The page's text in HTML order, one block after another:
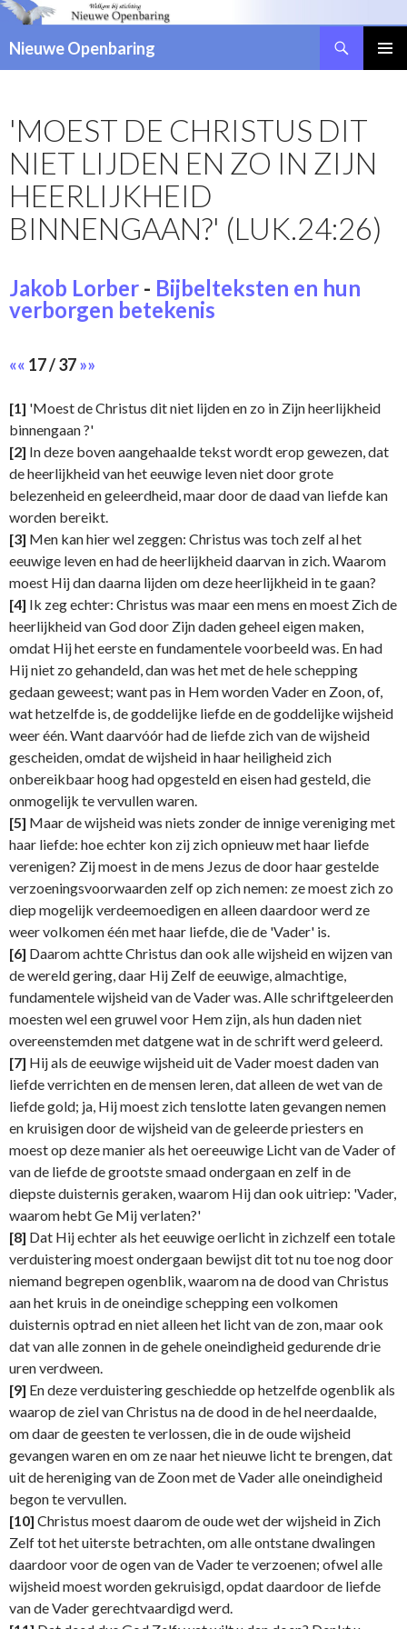
Nieuwe Openbaring
SPRINGEN
'MOEST DE CHRISTUS DIT
NIET LIJDEN EN ZO IN ZIJN
HEERLIJKHEID
BINNENGAAN?' (LUK.24:26)
Jakob Lorber - Bijbelteksten en hun
verborgen betekenis
«« 17 / 37»»
[1] 'Moest de Christus dit niet lijden en zo in Zijn heerlijkheid
binnengaan ?'
[2] In deze boven aangehaalde tekst wordt erop gewezen, dat
de heerlijkheid van het eeuwige leven niet door grote
belezenheid en geleerdheid, maar door de daad van liefde kan
worden bereikt.
[3] Men kan hier wel zeggen: Christus was toch zelf al het
eeuwige leven en had de heerlijkheid daarvan in zich. Waarom
moest Hij dan daarna lijden om deze heerlijkheid in te gaan?
[4] Ik zeg echter: Christus was maar een mens en moest Zich de
heerlijkheid van God door Zijn daden geheel eigen maken,
omdat Hij het eerste en fundamentele voorbeeld was. En had
Hij niet zo gehandeld, dan was het met de hele schepping
gedaan geweest; want pas in Hem worden Vader en Zoon, of,
wat hetzelfde is, de goddelijke liefde en de goddelijke wijsheid
weer één. Want daarvóór had de liefde zich van de wijsheid
gescheiden, omdat de wijsheid in haar heiligheid zich
onbereikbaar hoog had opgesteld en eisen had gesteld, die
onmogelijk te vervullen waren.
[5] Maar de wijsheid was niets zonder de innige vereniging met
haar liefde: hoe echter kon zij zich opnieuw met haar liefde
verenigen? Zij moest in de mens Jezus de door haar gestelde
verzoeningsvoorwaarden zelf op zich nemen: ze moest zich zo
diep mogelijk verdeemoedigen en alleen daardoor werd ze
weer volkomen één met haar liefde, die de 'Vader' is.
[6] Daarom achtte Christus dan ook alle wijsheid en wijzen van
de wereld gering, daar Hij Zelf de eeuwige, almachtige,
fundamentele wijsheid van de Vader was. Alle schriftgeleerden
moesten wel een gruwel voor Hem zijn, als hun daden niet
overeenstemden met datgene wat in de schrift werd geleerd.
[7] Hij als de eeuwige wijsheid uit de Vader moest daden van
liefde verrichten en de mensen leren, dat alleen de wet van de
liefde gold; ja, Hij moest zich tenslotte laten gevangen nemen
en kruisigen door de wijsheid van de geleerde priesters en
moest op deze manier als het oereeuwige Licht van de Vader of
van de liefde de grootste smaad ondergaan en zelf in de
diepste duisternis geraken, waarom Hij dan ook uitriep: 'Vader,
waarom hebt Ge Mij verlaten?'
[8] Dat Hij echter als het eeuwige oerlicht in zichzelf een totale
verduistering moest ondergaan bewijst dit tot nu toe nog door
niemand begrepen ogenblik, waarom na de dood van Christus
aan het kruis in de oneindige schepping een volkomen
duisternis optrad en niet alleen het licht van de zon, maar ook
dat van alle zonnen in de gehele oneindigheid gedurende drie
uren verdween.
[9] En deze verduistering geschiedde op hetzelfde ogenblik als
waarop de ziel van Christus na de dood in de hel neerdaalde,
om daar de geesten te verlossen, die in de oude wijsheid
gevangen waren en om ze naar het nieuwe licht te brengen, dat
uit de hereniging van de Zoon met de Vader alle oneindigheid
begon te vervullen.
[10] Christus moest daarom de oude wet der wijsheid in Zich
Zelf tot het uiterste betrachten, om alle ontstane dwalingen
daardoor voor de ogen van de Vader te verzoenen; ofwel alle
wijsheid moest worden gekruisigd, opdat daardoor de liefde
van de Vader gerechtvaardigd werd.